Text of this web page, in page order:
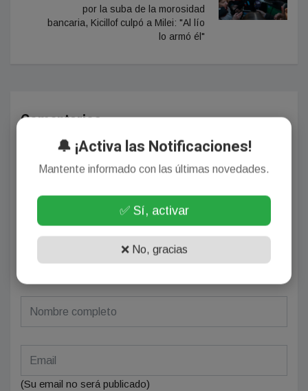
por la suba de la morosidad
bancaria, Kicillof culpó a Milei: "Al lío
lo armó él"
Comentarios
Se el primero en comentar este artículo.
(Su email no será publicado)
🔔 ¡Activa las Notificaciones!
Mantente informado con las últimas novedades.
✅ Sí, activar
❌ No, gracias